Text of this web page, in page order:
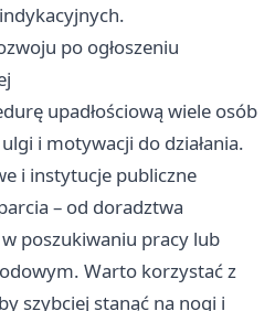
po ogłoszeniu
upadłościową wiele osób
i motywacji do działania.
i instytucje publiczne
– od doradztwa
poszukiwaniu pracy lub
Warto korzystać z
szybciej stanąć na nogi i